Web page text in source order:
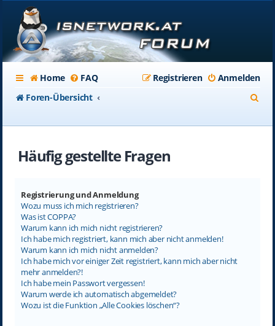
Home FAQ Anmelden
Registrieren
Foren-Übersicht
Häufig gestellte Fragen
Registrierung und Anmeldung
Wozu muss ich mich registrieren?
Was ist COPPA?
Warum kann ich mich nicht registrieren?
Ich habe mich registriert, kann mich aber nicht anmelden!
Warum kann ich mich nicht anmelden?
Ich habe mich vor einiger Zeit registriert, kann mich aber nicht
mehr anmelden?!
Ich habe mein Passwort vergessen!
Warum werde ich automatisch abgemeldet?
Wozu ist die Funktion „Alle Cookies löschen“?